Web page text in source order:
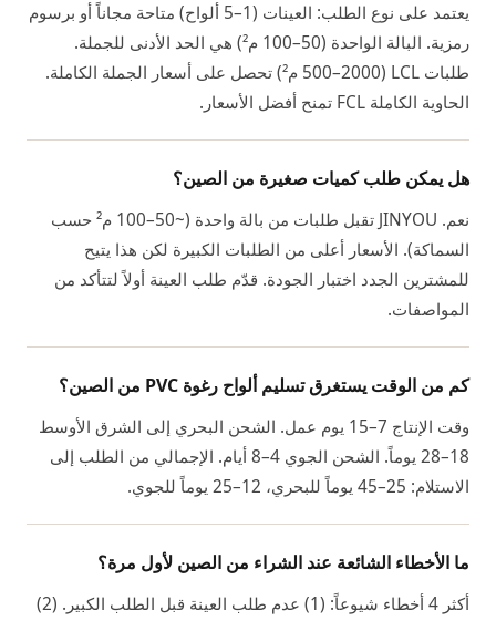
يعتمد على نوع الطلب: العينات (1–5 ألواح) متاحة مجاناً أو برسوم
رمزية. البالة الواحدة (50–100 م²) هي الحد الأدنى للجملة.
طلبات LCL (500–2000 م²) تحصل على أسعار الجملة الكاملة.
الحاوية الكاملة FCL تمنح أفضل الأسعار.
هل يمكن طلب كميات صغيرة من الصين؟
نعم. JINYOU تقبل طلبات من بالة واحدة (~50–100 م² حسب
السماكة). الأسعار أعلى من الطلبات الكبيرة لكن هذا يتيح
للمشترين الجدد اختبار الجودة. قدّم طلب العينة أولاً لتتأكد من
المواصفات.
كم من الوقت يستغرق تسليم ألواح رغوة PVC من الصين؟
وقت الإنتاج 7–15 يوم عمل. الشحن البحري إلى الشرق الأوسط
18–28 يوماً. الشحن الجوي 4–8 أيام. الإجمالي من الطلب إلى
الاستلام: 25–45 يوماً للبحري، 12–25 يوماً للجوي.
ما الأخطاء الشائعة عند الشراء من الصين لأول مرة؟
أكثر 4 أخطاء شيوعاً: (1) عدم طلب العينة قبل الطلب الكبير. (2)